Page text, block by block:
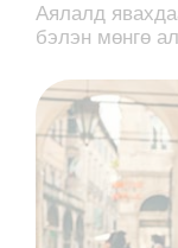
Аялалд
бэлэн мөнгө